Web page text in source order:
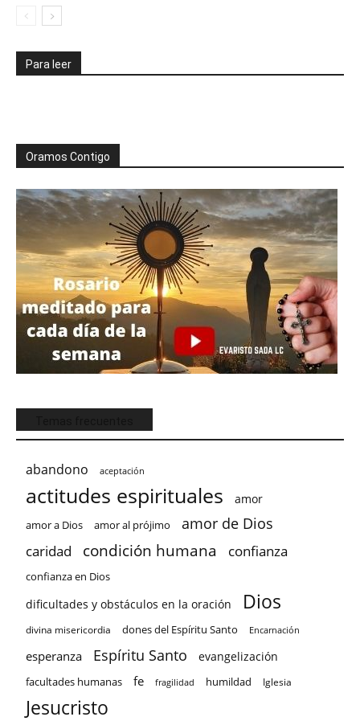
Para leer
Oramos Contigo
abandono aceptación
actitudes espirituales amor
amor a Dios amor al prójimo amor de Dios
caridad condición humana confianza
confianza en Dios
dificultades y obstáculos en la oración Dios
divina misericordia dones del Espíritu Santo Encarnación
esperanza Espíritu Santo evangelización
facultades humanas fe fragilidad humildad Iglesia
Jesucristo